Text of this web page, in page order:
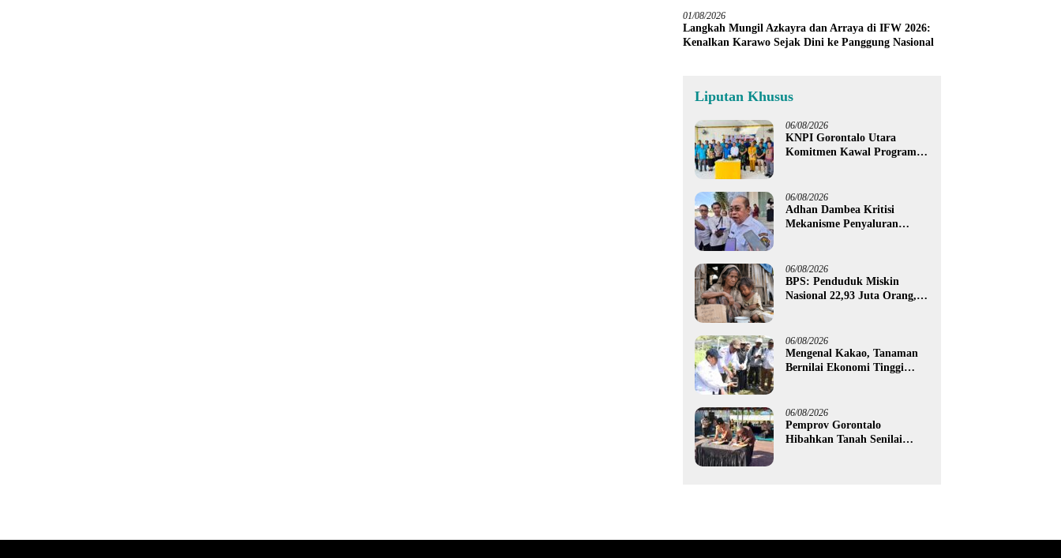
01/08/2026
Langkah Mungil Azkayra dan Arraya di IFW 2026:
Kenalkan Karawo Sejak Dini ke Panggung Nasional
Liputan Khusus
06/08/2026
KNPI Gorontalo Utara
Komitmen Kawal Program
06/08/2026
Adhan Dambea Kritisi
Mekanisme Penyaluran
06/08/2026
BPS: Penduduk Miskin
Nasional 22,93 Juta Orang,
06/08/2026
Mengenal Kakao, Tanaman
Bernilai Ekonomi Tinggi
Petani Boalemo
06/08/2026
Pemprov Gorontalo
Hibahkan Tanah Senilai